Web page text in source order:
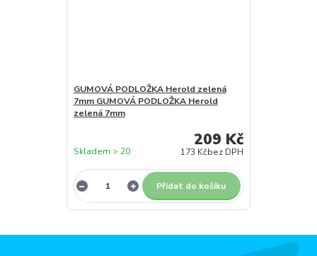
GUMOVÁ PODLOŽKA Herold zelená
7mm GUMOVÁ PODLOŽKA Herold
zelená 7mm
209 Kč
173 Kčbez DPH
Skladem > 20
Přidat do košíku